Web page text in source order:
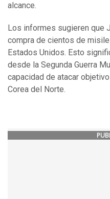
alcance.
Los informes sugieren que
compra de cientos de
Estados Unidos. Esto
desde la Segunda Guerra
capacidad de atacar
Corea del Norte.